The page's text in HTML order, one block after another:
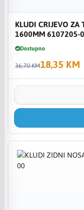
KLUDI CRIJEVO ZA
1600MM 6107205-
Dostupno
36,70 KM18,35 KM